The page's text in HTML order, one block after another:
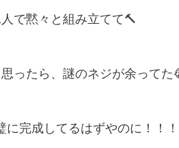
で黙々と組み立てて🔨
ったら、謎のネジが余って
に完成してるはずやのに！！